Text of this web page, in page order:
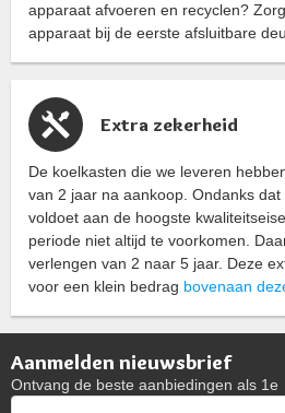
apparaat afvoeren en recyclen?
apparaat bij de eerste afsluitbare
Extra zekerheid
De koelkasten die we leveren
van 2 jaar na aankoop. Ondanks
voldoet aan de hoogste
periode niet altijd te voorkomen.
verlengen van 2 naar 5 jaar. Deze
voor een klein bedrag bovenaan
Aanmelden nieuwsbrief
Ontvang de beste aanbiedingen als 1e